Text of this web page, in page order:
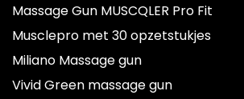
Massage Gun MUSCQLER Pro Fit
Musclepro met 30 opzetstukjes
Miliano Massage gun
Vivid Green massage gun